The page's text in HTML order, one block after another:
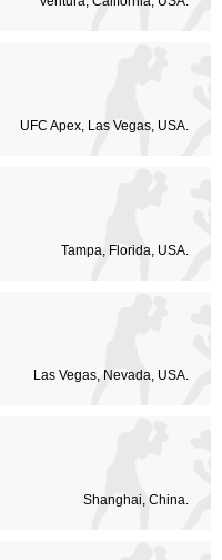
UFC Apex, Las Vegas, USA.
Tampa, Florida, USA.
Las Vegas, Nevada, USA.
Shanghai, China.